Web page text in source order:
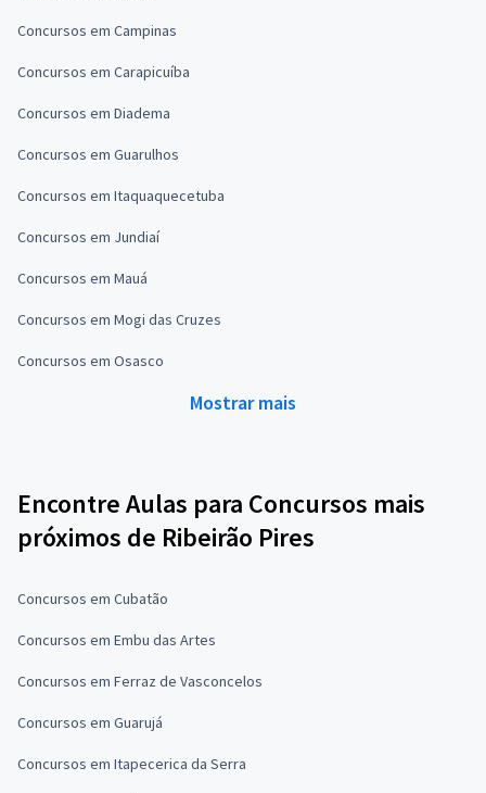
Concursos em Campinas
Concursos em Carapicuíba
Concursos em Diadema
Concursos em Guarulhos
Concursos em Itaquaquecetuba
Concursos em Jundiaí
Concursos em Mauá
Concursos em Mogi das Cruzes
Concursos em Osasco
Mostrar mais
Encontre Aulas para Concursos mais
próximos de Ribeirão Pires
Concursos em Cubatão
Concursos em Embu das Artes
Concursos em Ferraz de Vasconcelos
Concursos em Guarujá
Concursos em Itapecerica da Serra